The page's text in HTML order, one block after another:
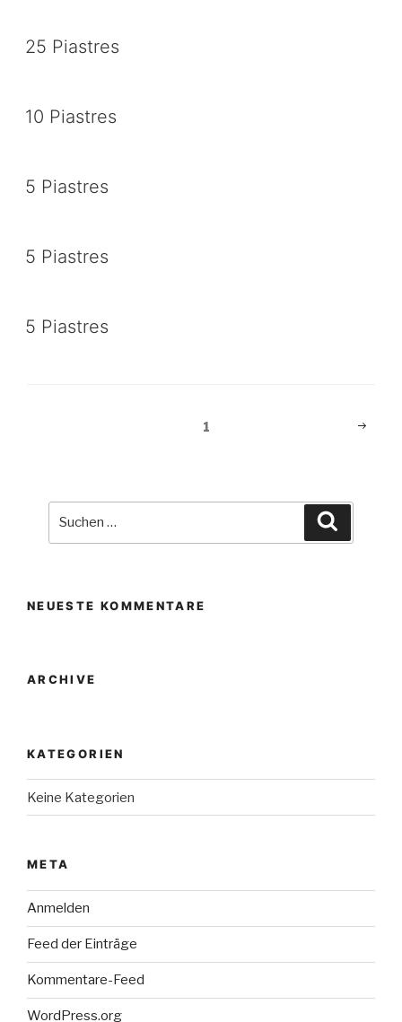
25 Piastres
10 Piastres
5 Piastres
5 Piastres
5 Piastres
1
NEUESTE KOMMENTARE
ARCHIVE
KATEGORIEN
Keine Kategorien
META
Anmelden
Feed der Einträge
Kommentare-Feed
WordPress.org